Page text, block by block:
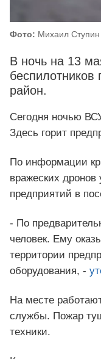
Фото: Михаил Ступин
В ночь на 13
беспилотников
район.
Сегодня ночью
Здесь горит
По информации
вражеских дронов
предприятий в
- По
человек. Ему
территории
оборудования, -
На месте
службы. Пожар
техники.